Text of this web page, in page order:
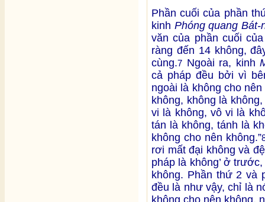
Phần cuối của phần
kinh Phóng quang Bát-
văn của phần cuối
ràng đến 14 không,
cùng.7 Ngoài ra, kinh
cả pháp đều bởi vì
ngoài là không cho
không, không là
vi là không, vô vi là
tán là không, tánh là
không cho nên không.”
rơi mất đại không và
pháp là không’ ở
không. Phần thứ 2 và
đều là như vậy, chỉ là
không cho nên không,